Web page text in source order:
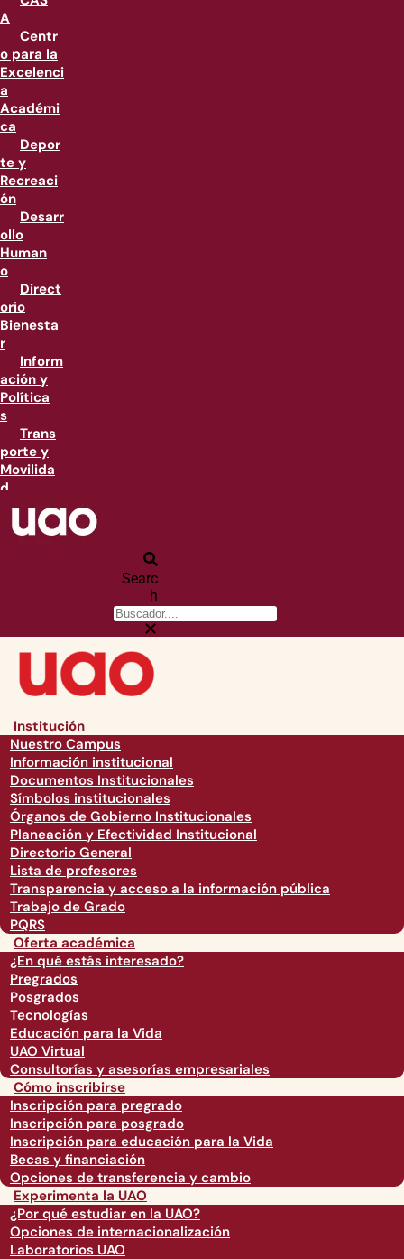
A
Centr
o para la
Excelenci
a
Académi
ca
Depor
te y
Recreaci
ón
Desarr
ollo
Human
o
Direct
orio
Bienesta
r
Inform
ación y
Política
s
Trans
porte y
Movilida
d
Searc
h
Institución
Nuestro Campus
Información institucional
Documentos Institucionales
Símbolos institucionales
Órganos de Gobierno Institucionales
Planeación y Efectividad Institucional
Directorio General
Lista de profesores
Transparencia y acceso a la información pública
Trabajo de Grado
PQRS
Oferta académica
¿En qué estás interesado?
Pregrados
Posgrados
Tecnologías
Educación para la Vida
UAO Virtual
Consultorías y asesorías empresariales
Cómo inscribirse
Inscripción para pregrado
Inscripción para posgrado
Inscripción para educación para la Vida
Becas y financiación
Opciones de transferencia y cambio
Experimenta la UAO
¿Por qué estudiar en la UAO?
Opciones de internacionalización
Laboratorios UAO